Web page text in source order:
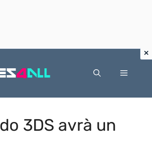
Menu
3DS avrà un